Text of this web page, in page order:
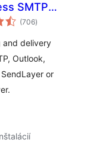
SMTP
Logs:
and
(706celkové
hodnotenie
)
and delivery
Outlook,
or